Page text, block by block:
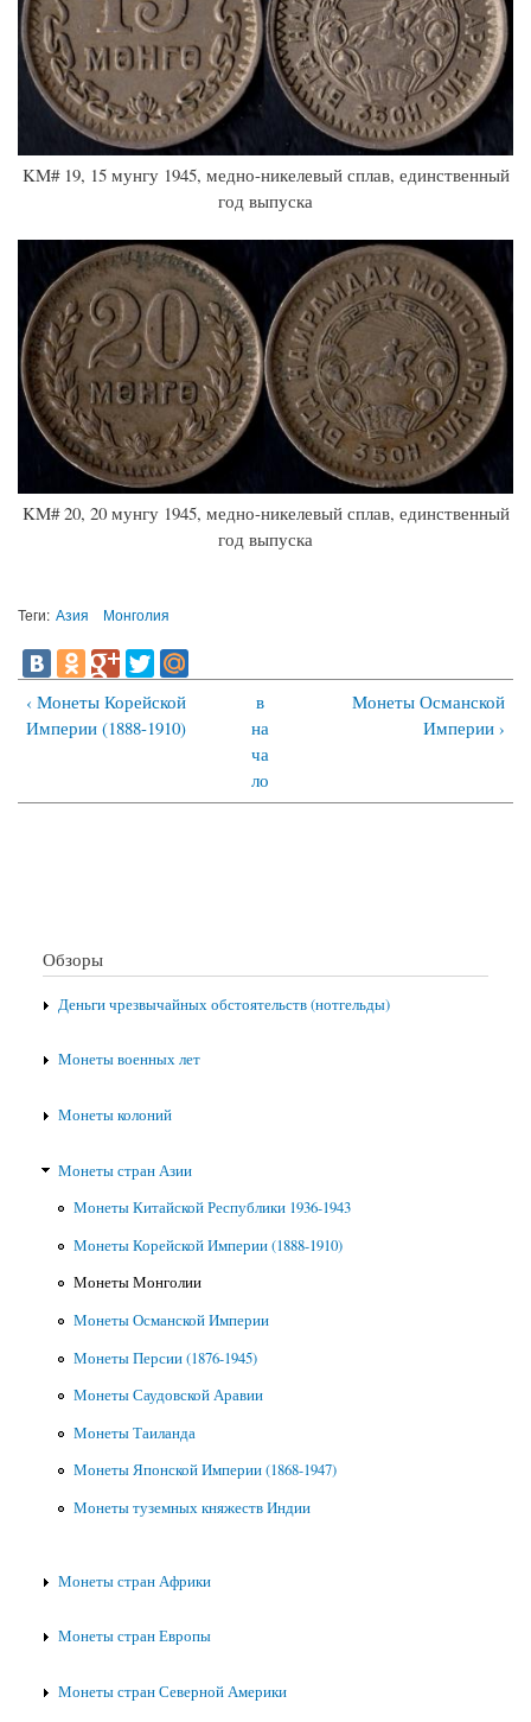
KM# 19, 15 мунгу 1945, медно-никелевый сплав, единственный
год выпуска
KM# 20, 20 мунгу 1945, медно-никелевый сплав, единственный
год выпуска
Теги: Азия Монголия
‹ Монеты Корейской
Империи (1888-1910)
в
на
ча
ло
Монеты Османской
Империи ›
Обзоры
Деньги чрезвычайных обстоятельств (нотгельды)
Монеты военных лет
Монеты колоний
Монеты стран Азии
Монеты Китайской Республики 1936-1943
Монеты Корейской Империи (1888-1910)
Монеты Монголии
Монеты Османской Империи
Монеты Персии (1876-1945)
Монеты Саудовской Аравии
Монеты Таиланда
Монеты Японской Империи (1868-1947)
Монеты туземных княжеств Индии
Монеты стран Африки
Монеты стран Европы
Монеты стран Северной Америки